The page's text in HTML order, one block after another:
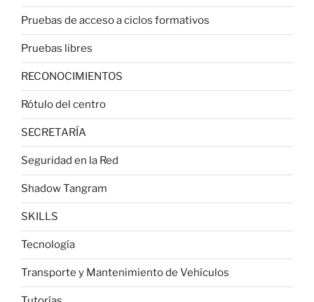
Pruebas de acceso a ciclos formativos
Pruebas libres
RECONOCIMIENTOS
Rótulo del centro
SECRETARÍA
Seguridad en la Red
Shadow Tangram
SKILLS
Tecnología
Transporte y Mantenimiento de Vehículos